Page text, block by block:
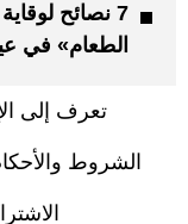
7 نصائح
الطعام» في
تعرف إلى
الشروط